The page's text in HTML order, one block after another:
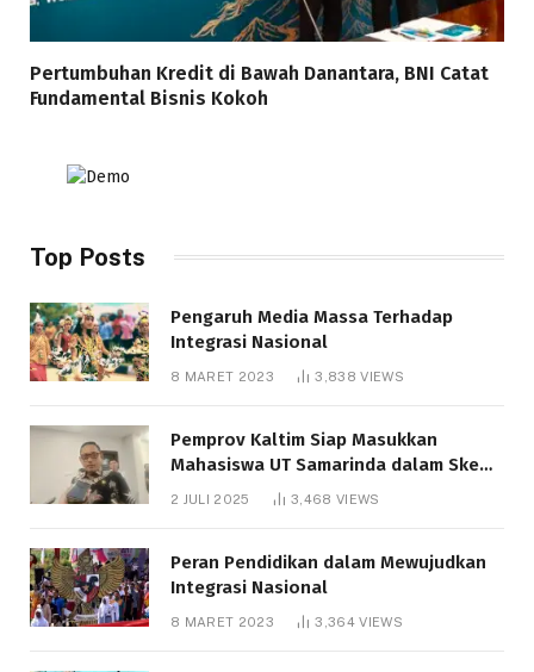
Pertumbuhan Kredit di Bawah Danantara, BNI Catat
Fundamental Bisnis Kokoh
Top Posts
Pengaruh Media Massa Terhadap
Integrasi Nasional
8 MARET 2023 3,838VIEWS
Pemprov Kaltim Siap Masukkan
Mahasiswa UT Samarinda dalam Skema
Bantuan Pendidikan Gratispol
2 JULI 2025 3,468 VIEWS
Peran Pendidikan dalam Mewujudkan
Integrasi Nasional
8 MARET 2023 3,364VIEWS